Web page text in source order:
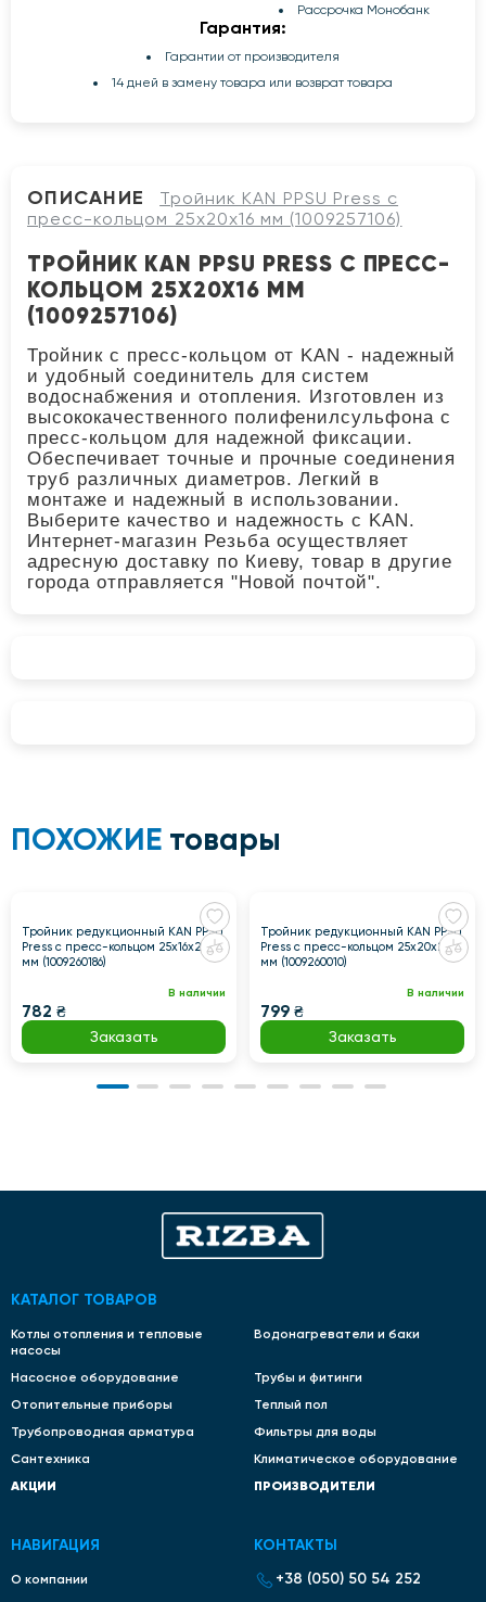
Рассрочка Монобанк
Гарантия:
Гарантии от производителя
14 дней в замену товара или возврат товара
ОПИСАНИЕ
Тройник KAN PPSU Press с
пресс-кольцом 25x20x16 мм (1009257106)
ТРОЙНИК KAN PPSU PRESS С ПРЕСС-
КОЛЬЦОМ 25X20X16 ММ
(1009257106)
Тройник с пресс-кольцом от KAN - надежный
и удобный соединитель для систем
водоснабжения и отопления. Изготовлен из
высококачественного полифенилсульфона с
пресс-кольцом для надежной фиксации.
Обеспечивает точные и прочные соединения
труб различных диаметров. Легкий в
монтаже и надежный в использовании.
Выберите качество и надежность с KAN.
Интернет-магазин Резьба осуществляет
адресную доставку по Киеву, товар в другие
города отправляется "Новой почтой".
ПОХОЖИЕ товары
Тройник редукционный KAN PPSU
Press с пресс-кольцом 25х16х20
мм (1009260186)
В наличии
782 ₴
Заказать
Тройник редукционный KAN PPSU
Press с пресс-кольцом 25х20х20
мм (1009260010)
В наличии
799 ₴
Заказать
КАТАЛОГ ТОВАРОВ
Котлы отопления и тепловые
насосы
Водонагреватели и баки
Насосное оборудование
Трубы и фитинги
Отопительные приборы
Теплый пол
Трубопроводная арматура
Фильтры для воды
Сантехника
Климатическое оборудование
АКЦИИ ПРОИЗВОДИТЕЛИ
НАВИГАЦИЯ
О компании
КОНТАКТЫ
+38 (050) 50 54 252